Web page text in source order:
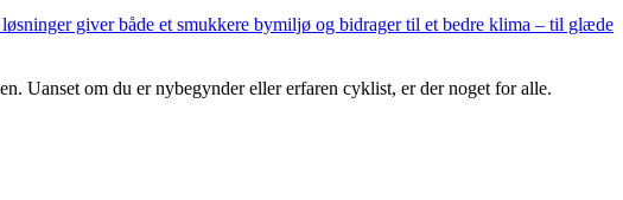
giver både et smukkere bymiljø og bidrager til et bedre klima – til glæde
Uanset om du er nybegynder eller erfaren cyklist, er der noget for alle.